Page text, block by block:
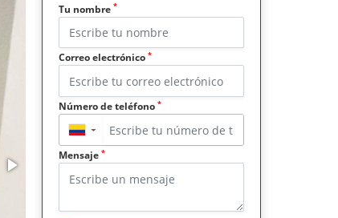
Tu nombre *
Correo electrónico *
Número de teléfono *
▼
Mensaje *